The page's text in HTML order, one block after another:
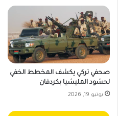
صحفي تركي يكشف المخطط الخفي
لحشود المليشيا بكردفان
يونيو 19, 2026